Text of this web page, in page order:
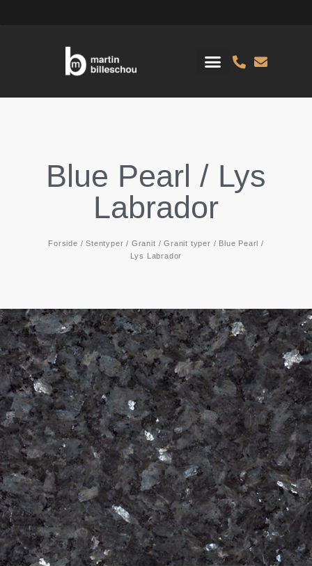
Blue Pearl / Lys
Labrador
Forside /Stentyper / Granit /Granit typer / Blue Pearl /
Lys Labrador